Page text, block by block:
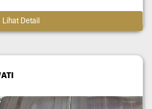
Lihat Detail